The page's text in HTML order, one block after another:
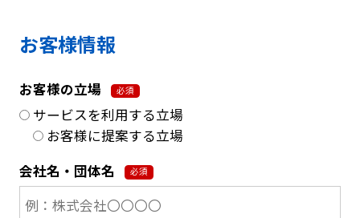
お客様情報
お客様の立場 必須
サービスを利用する立場
お客様に提案する立場
会社名・団体名
必須